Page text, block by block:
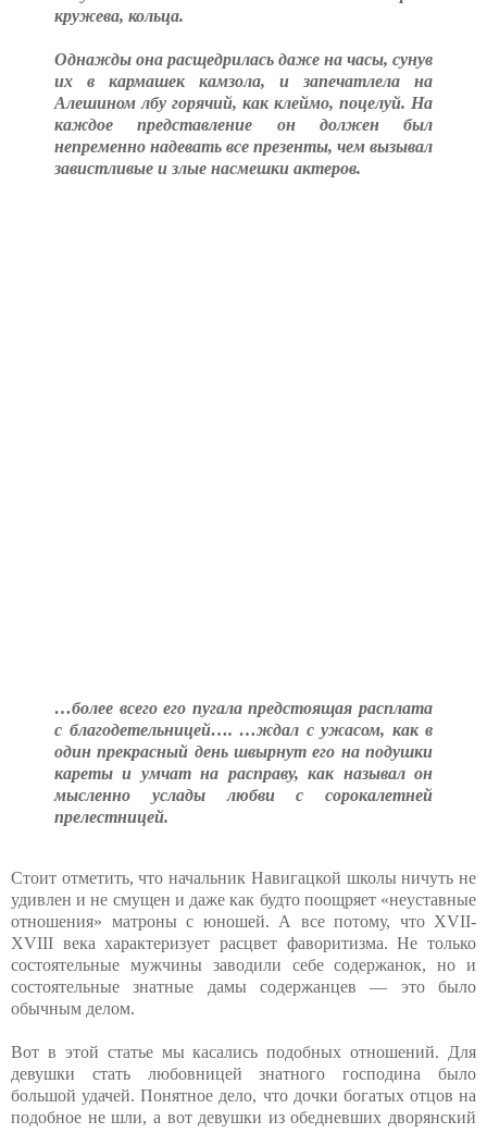
кружева, кольца.
Однажды она расщедрилась даже на часы, сунув
их в кармашек камзола, и запечатлела на
Алешином лбу горячий, как клеймо, поцелуй. На
каждое представление он должен был
непременно надевать все презенты, чем вызывал
завистливые и злые насмешки актеров.
…более всего его пугала предстоящая расплата
с благодетельницей…. …ждал с ужасом, как в
один прекрасный день швырнут его на подушки
кареты и умчат на расправу, как называл он
мысленно услады любви с сорокалетней
прелестницей.
Стоит отметить, что начальник Навигацкой школы ничуть не
удивлен и не смущен и даже как будто поощряет «неуставные
отношения» матроны с юношей. А все потому, что XVII-
XVIII века характеризует расцвет фаворитизма. Не только
состоятельные мужчины заводили себе содержанок, но и
состоятельные знатные дамы содержанцев — это было
обычным делом.
Вот в этой статье мы касались подобных отношений. Для
девушки стать любовницей знатного господина было
большой удачей. Понятное дело, что дочки богатых отцов на
подобное не шли, а вот девушки из обедневших дворянский